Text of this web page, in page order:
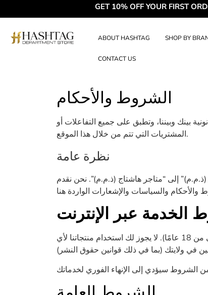
GET 10% OFF YOUR FIRST
ABOUT HASHTAG SHOP BY
CONTACT US
الشروط والأحكام
بينك وبيننا، وتطبق على جميع التفاعلات أو
المشتريات التي تتم من خلال هذا الموقع.
نظرة عامة
إلى “متاجر هاشتاج (ذ.م.م)”. نحن نقدم
الخدمة عبر الإنترنت
بموافقتك على هذه الشروط والأحكام، فإنك تقر بأن عمرك لا يقل عن 18 عامًا (أو سن الرشد في ولايتك أو مقاطعتك إذا كان أعلى من 18 عامًا). لا يجوز لك استخدام منتجاتنا لأي